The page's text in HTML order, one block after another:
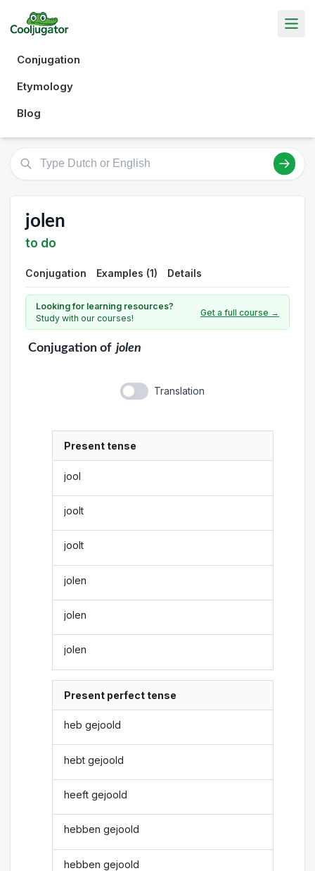
Conjugation
Etymology
Blog
jolen
to do
Conjugation Examples (1) Details
Looking for learning resources?
Study with our courses!
Get a full course →
Conjugationof jolen
Translation
Present tense
jool
joolt
joolt
jolen
jolen
jolen
Present perfect tense
heb gejoold
hebt gejoold
heeft gejoold
hebben gejoold
hebben gejoold